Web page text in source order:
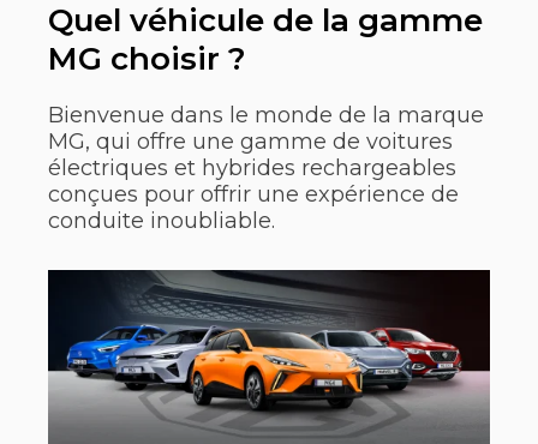
Quel véhicule de la gamme
MG choisir ?
Bienvenue dans le monde de la marque
MG, qui offre une gamme de voitures
électriques et hybrides rechargeables
conçues pour offrir une expérience de
conduite inoubliable.